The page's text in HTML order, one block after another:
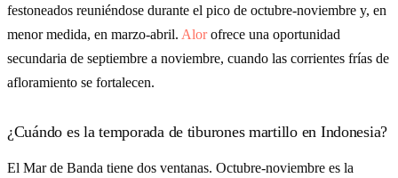
festoneados reuniéndose durante el pico de octubre-noviembre y, en
menor medida, en marzo-abril. Alorofrece una oportunidad
secundaria de septiembre a noviembre, cuando las corrientes frías de
afloramiento se fortalecen.
¿Cuándo es la temporada de tiburones martillo en Indonesia?
El Mar de Banda tiene dos ventanas. Octubre-noviembre es la